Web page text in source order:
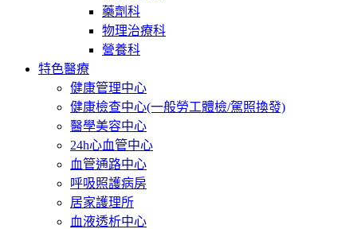
藥劑科
物理治療科
營養科
特色醫療
健康管理中心
健康檢查中心(一般勞工體檢/駕照換發)
醫學美容中心
24h心血管中心
血管通路中心
呼吸照護病房
居家護理所
血液透析中心